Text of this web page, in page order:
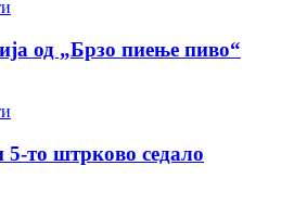
од „Брзо пиење пиво“
5-то штрково седало